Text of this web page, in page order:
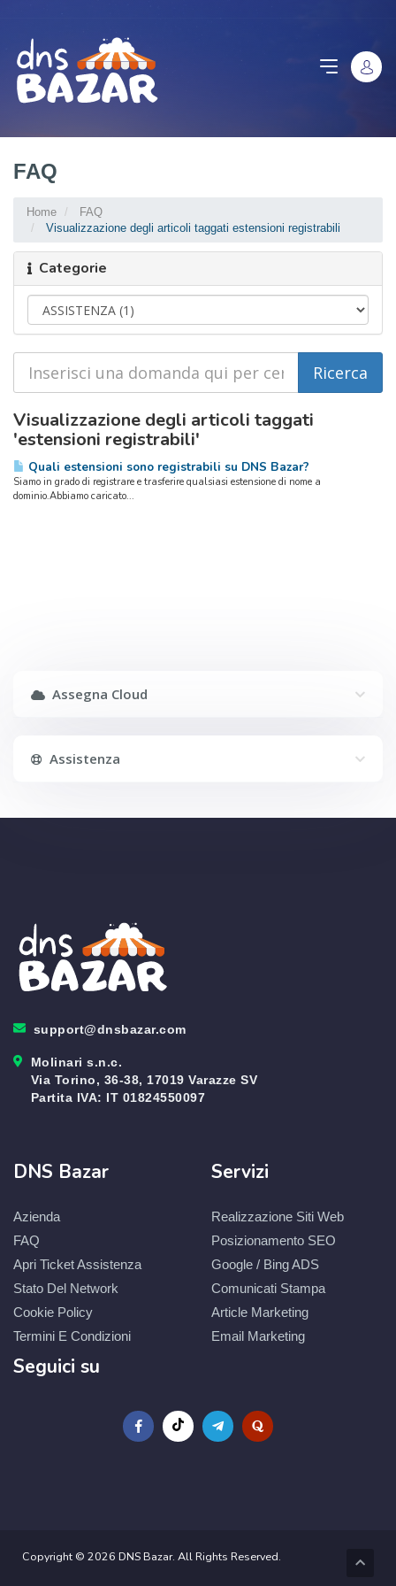
FAQ
Home
FAQ
Visualizzazione degli articoli taggati estensioni registrabili
Categorie
Visualizzazione degli articoli taggati
'estensioni registrabili'
Quali estensioni sono registrabili su DNS Bazar?
Siamo in grado di registrare e trasferire qualsiasi estensione di nome a
dominio.Abbiamo caricato...
Assegna Cloud
Assistenza
support@dnsbazar.com
Molinari s.n.c.
Via Torino, 36-38, 17019 Varazze SV
Partita IVA: IT 01824550097
DNS Bazar
Azienda
FAQ
Apri Ticket Assistenza
Stato Del Network
Cookie Policy
Termini E Condizioni
Servizi
Realizzazione Siti Web
Posizionamento SEO
Google / Bing ADS
Comunicati Stampa
Article Marketing
Email Marketing
Seguici su
Copyright © 2026 DNS Bazar. All Rights Reserved.